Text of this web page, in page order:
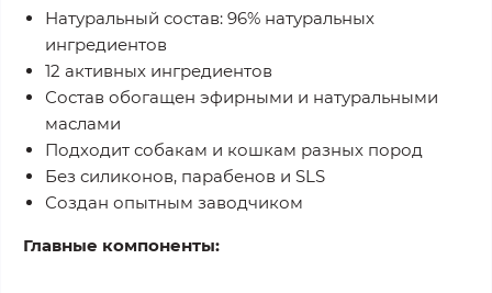
Натуральный состав: 96% натуральных
ингредиентов
12 активных ингредиентов
Состав обогащен эфирными и натуральными
маслами
Подходит собакам и кошкам разных пород
Без силиконов, парабенов и SLS
Создан опытным заводчиком
Главные компоненты: